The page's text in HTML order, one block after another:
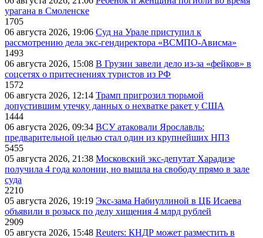
урагана в Смоленске
1705
06 августа 2026, 19:06 Суд на Урале приступил к
рассмотрению дела экс-гендиректора «ВСМПО-Ависма»
1493
06 августа 2026, 15:08 В Грузии завели дело из-за «фейков» в
соцсетях о притеснениях туристов из РФ
1572
06 августа 2026, 12:14 Трамп пригрозил тюрьмой
допустившим утечку данных о нехватке ракет у США
1444
06 августа 2026, 09:34 ВСУ атаковали Ярославль:
предварительной целью стал один из крупнейших НПЗ
5455
05 августа 2026, 21:38 Московский экс-депутат Харадизе
получила 4 года колонии, но вышла на свободу прямо в зале
суда
2210
05 августа 2026, 19:19 Экс-зама Набиуллиной в ЦБ Исаева
объявили в розыск по делу хищения 4 млрд рублей
2909
05 августа 2026, 15:48 Reuters: КНДР может разместить в